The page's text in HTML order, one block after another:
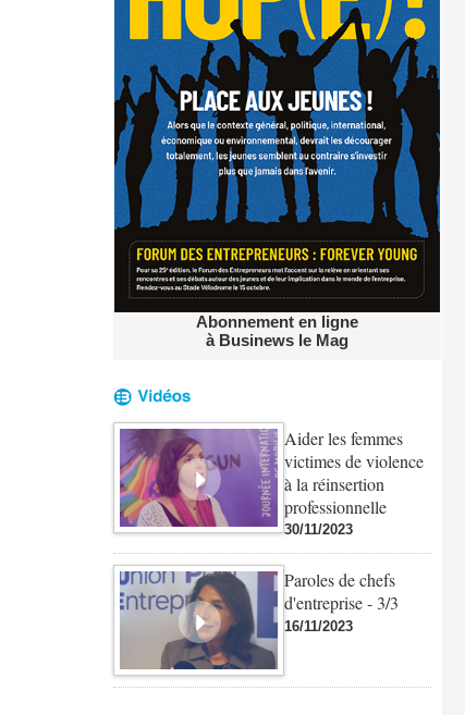
Abonnement en ligne
à Businews le Mag
Aider les femmes
victimes de violence
à la réinsertion
professionnelle
30/11/2023
Paroles de chefs
d'entreprise - 3/3
16/11/2023